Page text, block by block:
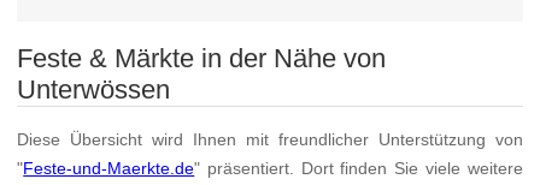
Feste & Märkte in der Nähe von
Unterwössen
Diese Übersicht wird Ihnen mit freundlicher Unterstützung von
"Feste-und-Maerkte.de" präsentiert. Dort finden Sie viele weitere